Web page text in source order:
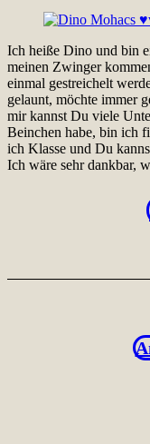
Ich heiße Dino und bin
meinen Zwinger
einmal gestreichelt
gelaunt, möchte immer
mir kannst Du viele
Beinchen habe, bin ich
ich Klasse und Du
Ich wäre sehr dankbar,